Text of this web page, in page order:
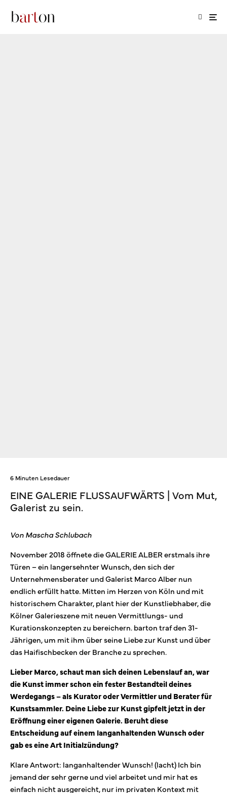
6 Minuten Lesedauer
EINE GALERIE FLUSSAUFWÄRTS | Vom Mut,
Galerist zu sein.
Von Mascha Schlubach
November 2018 öffnete die GALERIE ALBER erstmals ihre
Türen – ein langersehnter Wunsch, den sich der
Unternehmensberater und Galerist Marco Alber nun
endlich erfüllt hatte. Mitten im Herzen von Köln und mit
historischem Charakter, plant hier der Kunstliebhaber, die
Kölner Galerieszene mit neuen Vermittlungs- und
Kurationskonzepten zu bereichern. barton traf den 31-
Jährigen, um mit ihm über seine Liebe zur Kunst und über
das Haifischbecken der Branche zu sprechen.
Lieber Marco, schaut man sich deinen Lebenslauf an, war
die Kunst immer schon ein fester Bestandteil deines
Werdegangs – als Kurator oder Vermittler und Berater für
Kunstsammler. Deine Liebe zur Kunst gipfelt jetzt in der
Eröffnung einer eigenen Galerie. Beruht diese
Entscheidung auf einem langanhaltenden Wunsch oder
gab es eine Art Initialzündung?
Klare Antwort: langanhaltender Wunsch! (lacht) Ich bin
jemand der sehr gerne und viel arbeitet und mir hat es
einfach nicht ausgereicht, nur im privaten Kontext mit